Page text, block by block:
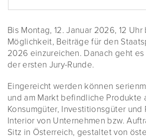
Bis Montag, 12. Januar 2026, 12
Möglichkeit, Beiträge für den
2026 einzureichen. Danach geht
der ersten Jury-Runde.
Eingereicht werden können
und am Markt befindliche Produkte
Konsumgüter, Investitionsgüter
Interior von Unternehmen bzw.
Sitz in Österreich, gestaltet von